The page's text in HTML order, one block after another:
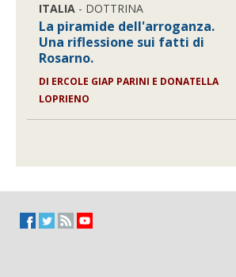
ITALIA - DOTTRINA
La piramide dell'arroganza.
Una riflessione sui fatti di
Rosarno.
DI ERCOLE GIAP PARINI E DONATELLA
LOPRIENO